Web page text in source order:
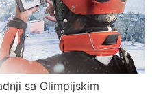
sa Olimpijskim